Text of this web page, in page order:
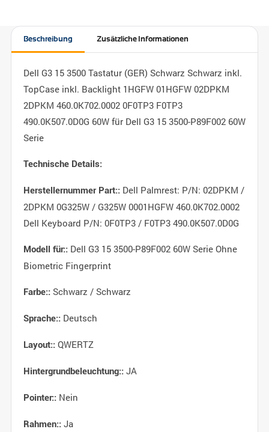
Beschreibung Zusätzliche Informationen
Dell G3 15 3500 Tastatur (GER) Schwarz Schwarz inkl.
TopCase inkl. Backlight 1HGFW 01HGFW 02DPKM
2DPKM 460.0K702.0002 0F0TP3 F0TP3
490.0K507.0D0G 60W für Dell G3 15 3500-P89F002 60W
Serie
Technische Details:
Herstellernummer Part::Dell Palmrest: P/N: 02DPKM /
2DPKM 0G325W / G325W 0001HGFW 460.0K702.0002
Dell Keyboard P/N: 0F0TP3 / F0TP3 490.0K507.0D0G
Modell für::Dell G3 15 3500-P89F002 60W Serie Ohne
Biometric Fingerprint
Farbe::Schwarz / Schwarz
Sprache::Deutsch
Layout::QWERTZ
Hintergrundbeleuchtung::JA
Pointer::Nein
Rahmen::Ja